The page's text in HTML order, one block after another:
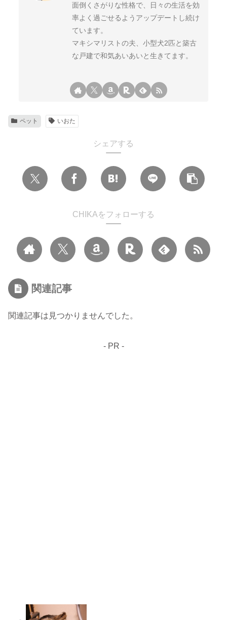
面倒くさがりな性格で、日々の生活を効
率よく過ごせるようアップデートし続け
ています。
マキシマリストの夫、小型犬2匹と築古
な戸建で和気あいあいと生きてます。
ペット いおた
シェアする
CHIKAをフォローする
関連記事
関連記事は見つかりませんでした。
- PR -